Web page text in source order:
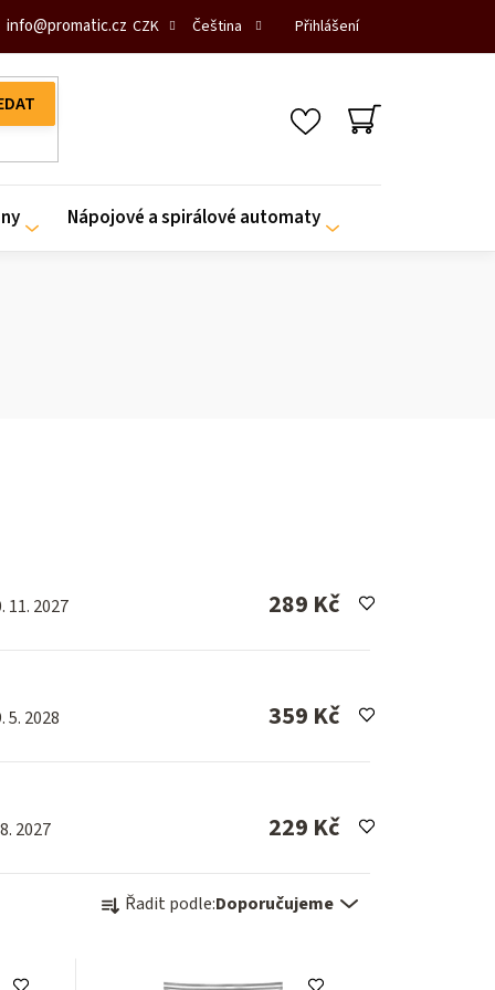
CZK Čeština Přihlášení
info@promatic.cz
NÁKUPNÍ
Nápojové a spirálové automaty
11. 2027 289 Kč
5. 2028 359 Kč
2027 229 Kč
Ř Řadit podle:Doporučujeme